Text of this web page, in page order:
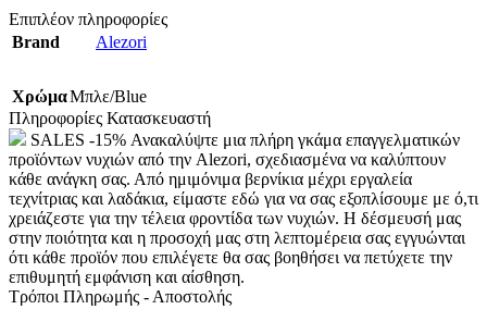
Επιπλέον πληροφορίες
Brand
Alezori
ΧρώμαΜπλε/Blue
Πληροφορίες Κατασκευαστή
SALES -15% Ανακαλύψτε μια πλήρη γκάμα επαγγελματικών
προϊόντων νυχιών από την Alezori, σχεδιασμένα να καλύπτουν
κάθε ανάγκη σας. Από ημιμόνιμα βερνίκια μέχρι εργαλεία
τεχνίτριας και λαδάκια, είμαστε εδώ για να σας εξοπλίσουμε με ό,τι
χρειάζεστε για την τέλεια φροντίδα των νυχιών. Η δέσμευσή μας
στην ποιότητα και η προσοχή μας στη λεπτομέρεια σας εγγυώνται
ότι κάθε προϊόν που επιλέγετε θα σας βοηθήσει να πετύχετε την
επιθυμητή εμφάνιση και αίσθηση.
Τρόποι Πληρωμής - Αποστολής